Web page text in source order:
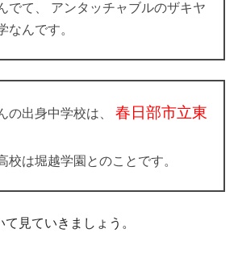
でて、 アンタッチャブルのザキヤ
なんです。
の出身中学校は、 春日部市立東
校は堀越学園とのことです。
見ていきましょう。